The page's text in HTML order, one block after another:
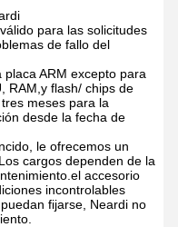
para las solicitudes
de fallo del
ARM excepto para
RAM,y flash/ chips de
meses para la
desde la fecha de
le ofrecemos un
cargos dependen de la
accesorio
incontrolables
fijarse, Neardi no